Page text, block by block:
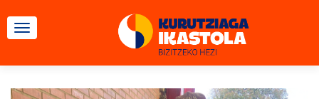
CAMBIAR NAVEGACIÓN